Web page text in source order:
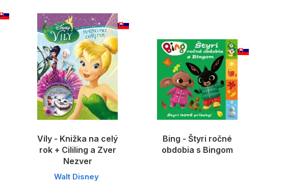
Víly - Knižka na celý
rok + Cililing a Zver
Nezver
Walt Disney
Bing - Štyri ročné
obdobia s Bingom